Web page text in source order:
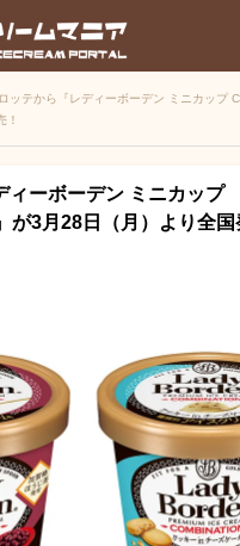
ロッテから『レディーボーデン ミニカップ
！
ィーボーデン ミニカップ
が3月28日（月）より全国